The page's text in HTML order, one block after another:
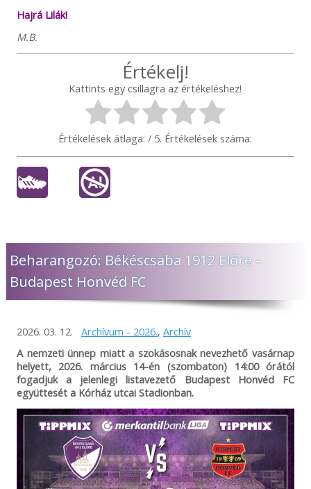
Hajrá Lilák!
M.B.
Értékelj!
Kattints egy csillagra az értékeléshez!
Értékelések átlaga:/ 5. Értékelések száma:
Beharangozó: Békéscsaba 1912 Előre –
Budapest Honvéd FC
2026. 03. 12. Archívum - 2026., Archív
A nemzeti ünnep miatt a szokásosnak nevezhető vasárnap
helyett, 2026. március 14-én (szombaton) 14:00 órától
fogadjuk a jelenlegi listavezető Budapest Honvéd FC
együttesét a Kórház utcai Stadionban.